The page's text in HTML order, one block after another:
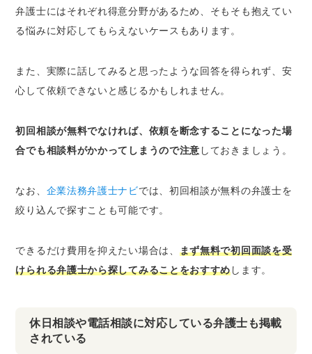
弁護士にはそれぞれ得意分野があるため、そもそも抱えてい
る悩みに対応してもらえないケースもあります。
また、実際に話してみると思ったような回答を得られず、安
心して依頼できないと感じるかもしれません。
初回相談が無料でなければ、依頼を断念することになった場
合でも相談料がかかってしまうので注意 しておきましょう。
なお、 企業法務弁護士ナビでは、初回相談が無料の弁護士を
絞り込んで探すことも可能です。
できるだけ費用を抑えたい場合は、 まず無料で初回面談を受
けられる弁護士から探してみることをおすすめします。
休日相談や電話相談に対応している弁護士も掲載
されている